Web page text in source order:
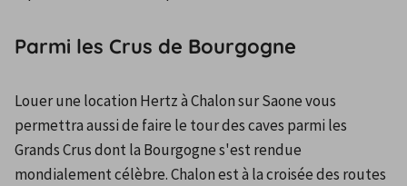
Parmi les Crus de Bourgogne
Louer une location Hertz à Chalon sur Saone vous
permettra aussi de faire le tour des caves parmi les
Grands Crus dont la Bourgogne s'est rendue
mondialement célèbre. Chalon est à la croisée des routes